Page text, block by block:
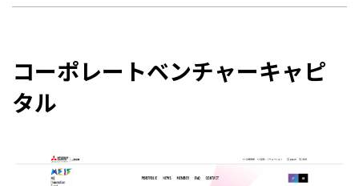
コーポレートベンチャーキャピ
タル